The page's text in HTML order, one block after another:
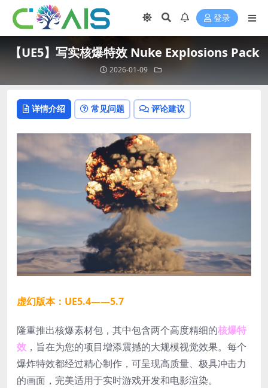
登录
【UE5】写实核爆特效 Nuke Explosions Pack
2026-01-09
详情介绍 常见问题 评论建议
虚幻版本：UE5.4——5.7
隆重推出核爆素​​材包，其中包含两个高度精细的核爆特
效 ，旨在为您的项目增添震撼的大规模视觉效果。每个
爆炸特效都经过精心制作，可呈现高质量、极具冲击力
的画面，完美适用于实时游戏开发和电影渲染。